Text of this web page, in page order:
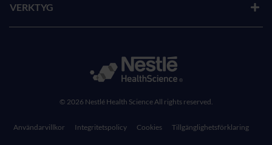
VERKTYG
© 2026 Nestlé Health Science All rights reserved.
Användarvillkor Integritetspolicy Cookies Tillgänglighetsförklaring